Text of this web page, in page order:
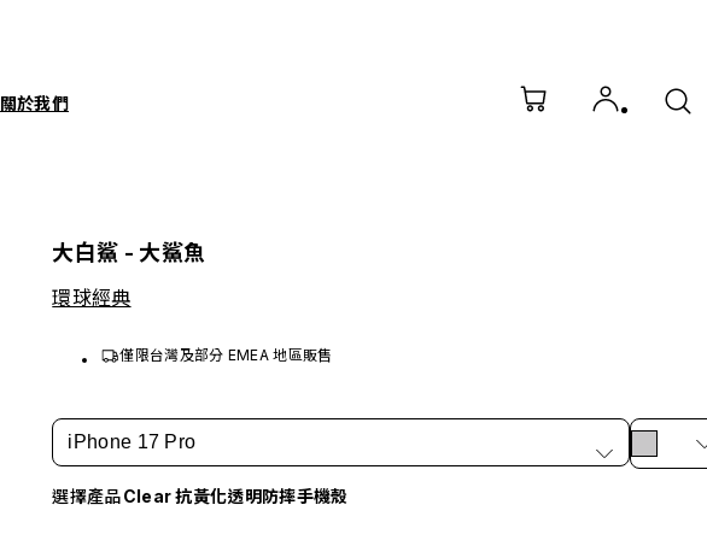
關於我們
大白鯊 - 大鯊魚
環球經典
僅限台灣及部分 EMEA 地區販售
iPhone 17 Pro
選擇產品Clear 抗黃化透明防摔手機殼